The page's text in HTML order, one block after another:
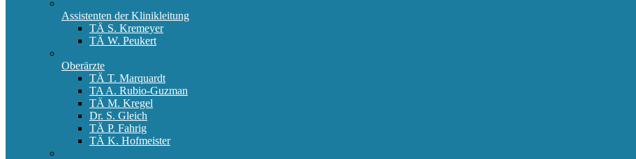
Assistenten der Klinikleitung
TÄ S. Kremeyer
TÄ W. Peukert
Oberärzte
TÄ T. Marquardt
TA A. Rubio-Guzman
TÄ M. Kregel
Dr. S. Gleich
TÄ P. Fahrig
TÄ K. Hofmeister